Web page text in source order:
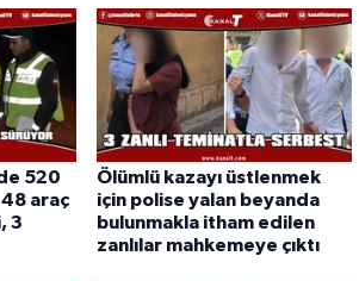
520
araç
3
Ölümlü kazayı üstlenmek
için polise yalan beyanda
bulunmakla itham edilen
zanlılar mahkemeye çıktı